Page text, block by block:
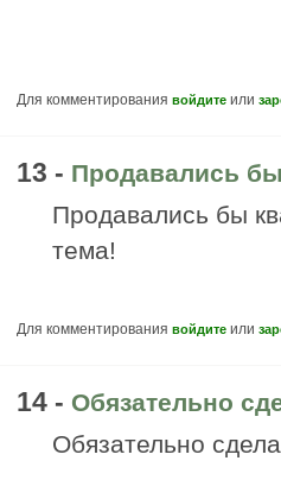
Для комментирования войдите или
13 - Продавались
Продавались бы
тема!
Для комментирования войдите или
14 - Обязательно
Обязательно